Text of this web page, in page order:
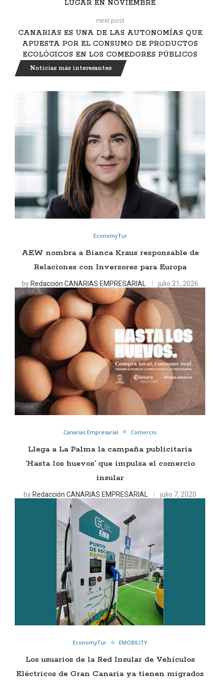
LUGAR EN NOVIEMBRE
next post
CANARIAS ES UNA DE LAS AUTONOMÍAS QUE
APUESTA POR EL CONSUMO DE PRODUCTOS
ECOLÓGICOS EN LOS COMEDORES PÚBLICOS
Noticias más interesantes
EconomyTur
AEW nombra a Bianca Kraus responsable de
Relaciones con Inversores para Europa
by Redacción CANARIAS EMPRESARIAL julio 21, 2026
Canarias Empresarial Comercio
Llega a La Palma la campaña publicitaria
‘Hasta los huevos’ que impulsa el comercio
insular
by Redacción CANARIAS EMPRESARIAL julio 7, 2020
EconomyTur EMOBILITY
Los usuarios de la Red Insular de Vehículos
Eléctricos de Gran Canaria ya tienen migrados